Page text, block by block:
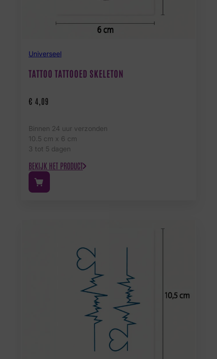
Universeel
TATTOO TATTOOED SKELETON
€ 4,09
Binnen 24 uur verzonden
10.5 cm x 6 cm
3 tot 5 dagen
BEKIJK HET PRODUCT